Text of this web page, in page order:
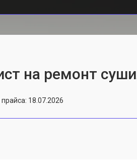
на ремонт
18.07.2026